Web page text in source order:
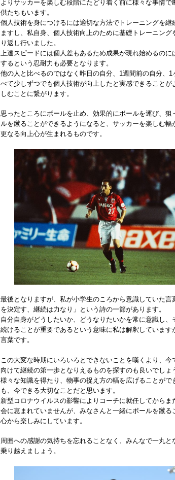
よりサッカーを楽しむ段階にたどり着く前に様々な事情で
供たちもいます。
個人技術を身につけるには適切な方法でトレーニングを継
ますし、私自身、個人技術向上のために基礎トレーニング
り返し行いました。
上達スピードには個人差もあるため成果が現れ始めるのに
するという忍耐力も必要となります。
他の人と比べるのではなく昨日の自分、1週間前の自分、1
べて少しずつでも個人技術が向上したと実感できることが
しむことに繋がります。
思ったところにボールを止め、効果的にボールを運び、狙
ルを蹴ることができるようになると、サッカーを楽しむ幅
更なる向上心が生まれるものです。
最後となりますが、私が小学生のころから意識していた言
を決定す、継続は力なり」という詩の一節があります。
自分自身がどうしたいか、どうなりたいかを常に意識し、
続けることが重要であるという意味に私は解釈しています
言葉です。
この大変な時期にいろいろとできないことを嘆くより、今
向けて継続の第一歩となりえるものを探すのも良いでしょ
様々な知識を得たり、物事の捉え方の幅を広げることがで
も、今できる大切なことだと思います。
新型コロナウイルスの影響によりコーチに就任してからま
会に恵まれていませんが、みなさんと一緒にボールを蹴る
心から楽しみにしています。
周囲への感謝の気持ちを忘れることなく、みんなで一丸と
乗り越えましょう。